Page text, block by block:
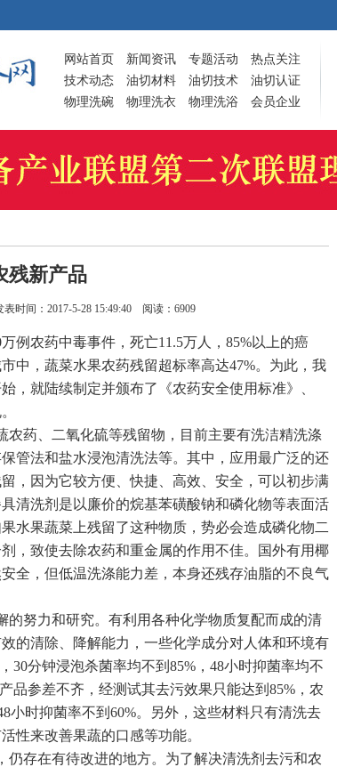
网站首页 新闻资讯 专题活动
热点关注
技术动态
油切材料 油切技术
油切认证
物理洗碗
物理洗衣 物理洗浴 会员企业
残新产品
时间：2017-5-28 15:49:40 阅读：6909
例农药中毒事件，死亡11.5万人，85%以上的癌
中，蔬菜水果农药残留超标率高达47%。为此，我
，就陆续制定并颁布了《农药安全使用标准》、
药、二氧化硫等残留物，目前主要有洗洁精洗涤
管法和盐水浸泡清洗法等。其中，应用最广泛的还
，因为它较方便、快捷、高效、安全，可以初步满
清洗剂是以廉价的烷基苯磺酸钠和磷化物等表面活
水果蔬菜上残留了这种物质，势必会造成磷化物二
，致使去除农药和重金属的作用不佳。国外有用椰
全，但低温洗涤能力差，本身还残存油脂的不良气
努力和研究。有利用各种化学物质复配而成的清
的清除、降解能力，一些化学成分对人体和环境有
30分钟浸泡杀菌率均不到85%，48小时抑菌率均不
品参差不齐，经测试其去污效果只能达到85%，农
小时抑菌率不到60%。另外，这些材料只有清洗去
性来改善果蔬的口感等功能。
存在有待改进的地方。为了解决清洗剂去污和农